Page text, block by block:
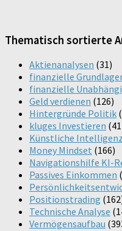
Thematisch sortierte
Aktienanalysen (31)
finanzielle
finanzielle
Geld verdienen (126)
Hintergründe Politik
kluges Investieren
Künstliche Intelligenz
Money Mindset (166)
Navigationshilfe KI-
Passives Einkommen
Positionstrading
Technische Analyse
Vermögensaufbau